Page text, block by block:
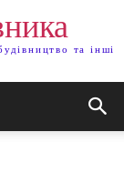
та інші